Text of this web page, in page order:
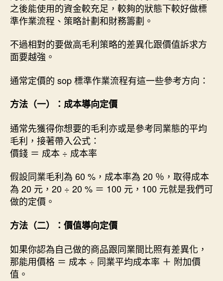
之後能使用的資金較充足，較夠的狀態下較好做標
準作業流程、策略計劃和財務籌劃。
不過相對的要做高毛利策略的差異化跟價值訴求方
面要越強。
通常定價的 sop 標準作業流程有這一些參考方向：
方法（一）：成本導向定價
通常先獲得你想要的毛利亦或是參考同業態的平均
毛利，接著帶入公式：
價錢 ＝ 成本 ÷ 成本率
假設同業毛利為 60 %，成本率為 20 ％，取得成本
為 20 元，20 ÷ 20 % ＝ 100 元，100 元就是我們可
做的定價。
方法（二）：價值導向定價
如果你認為自己做的商品跟同業間比照有差異化，
那能用價格 ＝ 成本 ÷ 同業平均成本率 ＋ 附加價
值。